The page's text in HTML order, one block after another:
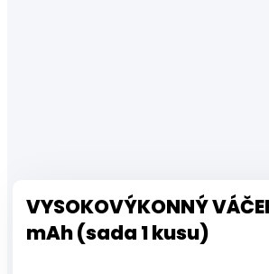
VYSOKOVÝKONNÝ
mAh (sada 1 kusu)